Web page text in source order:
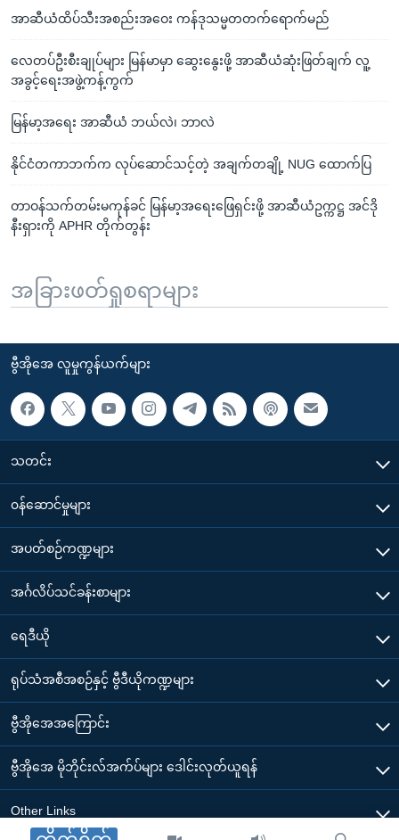
အာဆီယံထိပ်သီးအစည်းအဝေး ကန်ဒုသမ္မတတက်ရောက်မည်
လေတပ်ဦးစီးချုပ်များ မြန်မာမှာ ဆွေးနွေးဖို့ အာဆီယံဆုံးဖြတ်ချက် လူ့
အခွင့်ရေးအဖွဲ့ကန့်ကွက်
မြန်မာ့အရေး အာဆီယံ ဘယ်လဲ၊ ဘာလဲ
နိုင်ငံတကာဘက်က လုပ်ဆောင်သင့်တဲ့ အချက်တချို့ NUG ထောက်ပြ
တာဝန်သက်တမ်းမကုန်ခင် မြန်မာ့အရေးဖြေရှင်းဖို့ အာဆီယံဥက္ကဋ္ဌ အင်ဒို
နီးရှားကို APHR တိုက်တွန်း
အခြားဖတ်ရှုစရာများ
ဗွီအိုအေ လူမှုကွန်ယက်များ
သတင်း
၀န်ဆောင်မှုများ
အပတ်စဉ်ကဏ္ဍများ
အင်္ဂလိပ်သင်ခန်းစာများ
ရေဒီယို
ရုပ်သံအစီအစဉ်နှင့် ဗွီဒီယိုကဏ္ဍများ
ဗွီအိုအေအကြောင်း
ဗွီအိုအေ မိုဘိုင်းလ်အက်ပ်များ ဒေါင်းလုတ်ယူရန်
Other Links